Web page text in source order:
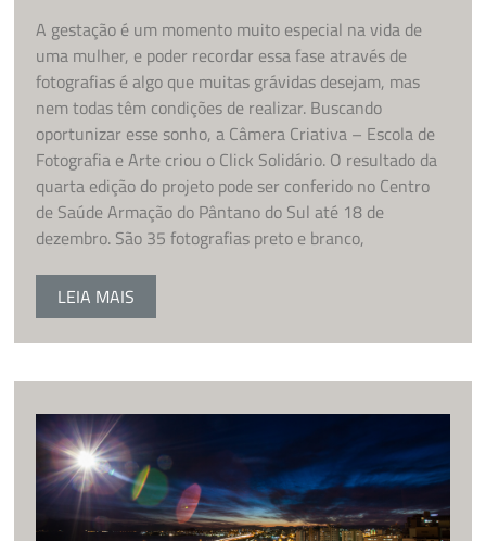
A gestação é um momento muito especial na vida de
uma mulher, e poder recordar essa fase através de
fotografias é algo que muitas grávidas desejam, mas
nem todas têm condições de realizar. Buscando
oportunizar esse sonho, a Câmera Criativa – Escola de
Fotografia e Arte criou o Click Solidário. O resultado da
quarta edição do projeto pode ser conferido no Centro
de Saúde Armação do Pântano do Sul até 18 de
dezembro. São 35 fotografias preto e branco,
LEIA MAIS